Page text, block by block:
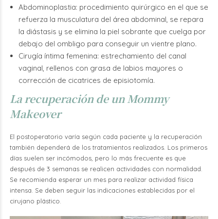
Abdominoplastia: procedimiento quirúrgico en el que se
refuerza la musculatura del área abdominal, se repara
la diástasis y se elimina la piel sobrante que cuelga por
debajo del ombligo para conseguir un vientre plano.
Cirugía íntima femenina: estrechamiento del canal
vaginal, rellenos con grasa de labios mayores o
corrección de cicatrices de episiotomía.
La recuperación de un Mommy
Makeover
El postoperatorio varía según cada paciente y la recuperación
también dependerá de los tratamientos realizados. Los primeros
días suelen ser incómodos, pero lo más frecuente es que
después de 3 semanas se realicen actividades con normalidad.
Se recomienda esperar un mes para realizar actividad física
intensa. Se deben seguir las indicaciones establecidas por el
cirujano plástico.